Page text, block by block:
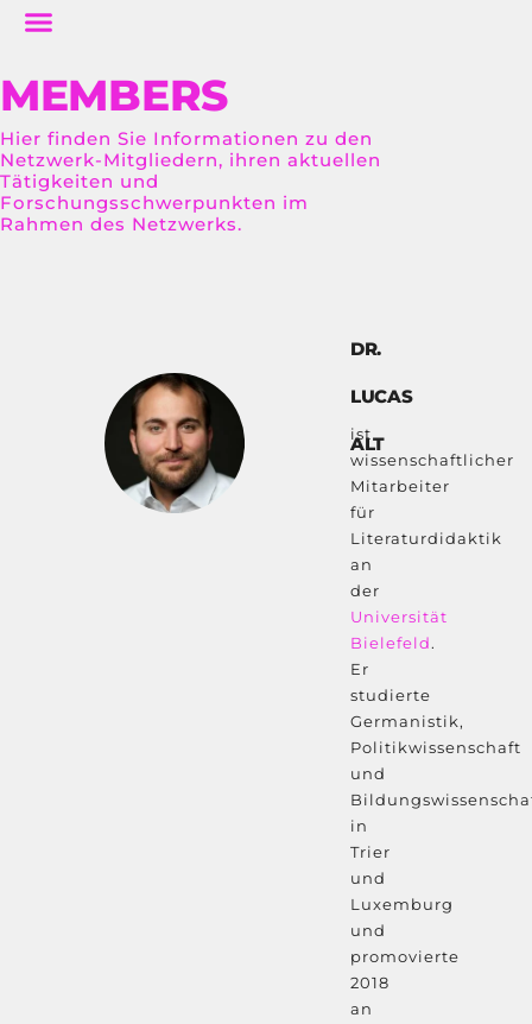
MEMBERS
Hier finden Sie Informationen zu den
Netzwerk-Mitgliedern, ihren aktuellen
Tätigkeiten und
Forschungsschwerpunkten im
Rahmen des Netzwerks.
ist
wissenschaftlicher
Mitarbeiter
für
Literaturdidaktik
an
der
Universität
Bielefeld.
Er
studierte
Germanistik,
Politikwissenschaft
und
in
Trier
und
Luxemburg
und
promovierte
2018
an
DR.
LUCAS
ALT